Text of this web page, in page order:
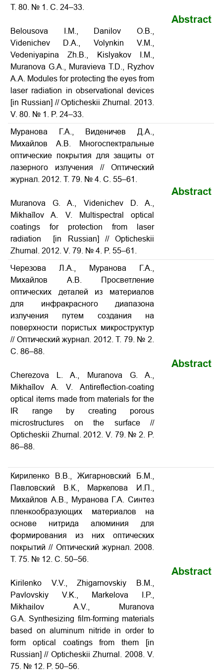
Т. 80. № 1. С. 24–33.
Belousova I.M., Danilov O.B.,
Videnichev D.A., Volynkin V.M.,
Vedeniyapina Zh.B., Kislyakov I.M.,
Muranova G.A., Muravieva T.D., Ryzhov
A.A. Modules for protecting the eyes from
laser radiation in observational devices
[in Russian] // Opticheskii Zhurnal. 2013.
V. 80. № 1. P. 24–33.
Abstract
Муранова Г.А., Виденичев Д.А.,
Михайлов А.В. Многоспектральные
оптические покрытия для защиты от
лазерного излучения // Оптический
журнал. 2012. Т. 79. № 4. С. 55–61.
Muranova G. A., Videnichev D. A.,
Mikhaĭlov A. V. Multispectral optical
coatings for protection from laser
radiation [in Russian] // Opticheskii
Zhurnal. 2012. V. 79. № 4. P. 55–61.
Abstract
Черезова Л.А., Муранова Г.А.,
Михайлов А.В. Просветление
оптических деталей из материалов
для инфракрасного диапазона
излучения путем создания на
поверхности пористых микроструктур
// Оптический журнал. 2012. Т. 79. № 2.
С. 86–88.
Cherezova L. A., Muranova G. A.,
Mikhaĭlov A. V. Antireflection-coating
optical items made from materials for the
IR range by creating porous
microstructures on the surface //
Opticheskii Zhurnal. 2012. V. 79. № 2. P.
86–88.
Abstract
Кириленко В.В., Жигарновский Б.М.,
Павловский В.К., Маркелова И.П.,
Михайлов А.В., Муранова Г.А. Синтез
пленкообразующих материалов на
основе нитрида алюминия для
формирования из них оптических
покрытий // Оптический журнал. 2008.
Т. 75. № 12. С. 50–56.
Kirilenko V.V., Zhigarnovskiy B.M.,
Pavlovskiy V.K., Markelova I.P.,
Mikhailov A.V., Muranova
G.A. Synthesizing film-forming materials
based on aluminum nitride in order to
form optical coatings from them [in
Russian] // Opticheskii Zhurnal. 2008. V.
75. № 12. P. 50–56.
Abstract